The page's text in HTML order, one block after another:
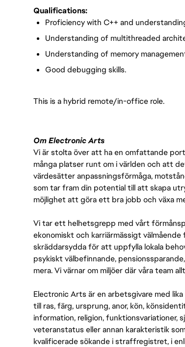
Qualifications:
Proficiency with C++ and
Understanding of multithreaded
Understanding of memory
Good debugging skills.
This is a hybrid remote/in-office role.
Om Electronic Arts
Vi är stolta över att ha en omfattande
många platser runt om i världen och att
värdesätter anpassningsförmåga,
som tar fram din potential till att skapa
möjlighet att göra ett bra jobb och växa
Vi tar ett helhetsgrepp med vårt
ekonomiskt och karriärmässigt
skräddarsydda för att uppfylla lokala
psykiskt välbefinnande,
mera. Vi värnar om miljöer där våra team
Electronic Arts är en arbetsgivare med
till ras, färg, ursprung, anor, kön,
information, religion, funktionsvariationer,
veteranstatus eller annan karakteristik
kvalificerade sökande i straffregistret, i